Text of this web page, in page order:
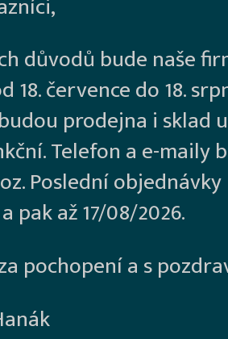
důvodů bude naše
18. července do 18.
prodejna i sklad
Telefon a e-maily
Poslední
pak až 17/08/2026.
pochopení a s